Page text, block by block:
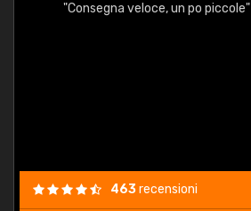
"Consegna veloce, un po piccole"
463recensioni